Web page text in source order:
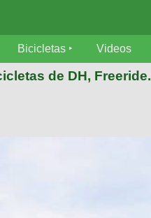
Bicicletas Videos
de DH, Freeride.